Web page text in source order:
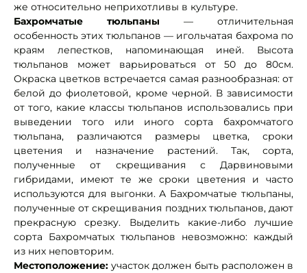
же относительно неприхотливы в культуре.
Бахромчатые тюльпаны — отличительная
особенность этих тюльпанов — игольчатая бахрома по
краям лепестков, напоминающая иней. Высота
тюльпанов может варьироваться от 50 до 80см.
Окраска цветков встречается самая разнообразная: от
белой до фиолетовой, кроме черной. В зависимости
от того, какие классы тюльпанов использовались при
выведении того или иного сорта бахромчатого
тюльпана, различаются размеры цветка, сроки
цветения и назначение растений. Так, сорта,
полученные от скрещивания с Дарвиновыми
гибридами, имеют те же сроки цветения и часто
используются для выгонки. А Бахромчатые тюльпаны,
полученные от скрещивания поздних тюльпанов, дают
прекрасную срезку. Выделить какие-либо лучшие
сорта Бахромчатых тюльпанов невозможно: каждый
из них неповторим.
Местоположение: участок должен быть расположен в